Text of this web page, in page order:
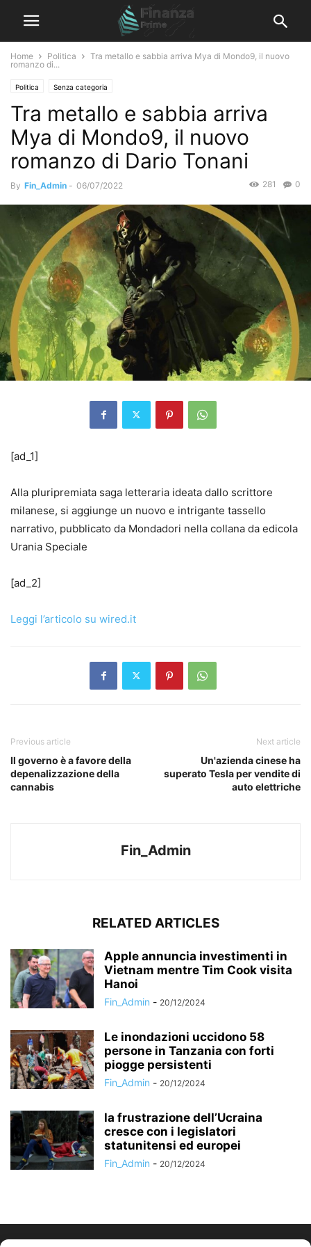
Home Politica
Tra metallo e sabbia arriva Mya di Mondo9, il nuovo
romanzo di...
Politica Senza categoria
Tra metallo e sabbia arriva
Mya di Mondo9, il nuovo
romanzo di Dario Tonani
By Fin_Admin - 06/07/2022 0
281
[ad_1]
Alla pluripremiata saga letteraria ideata dallo scrittore
milanese, si aggiunge un nuovo e intrigante tassello
narrativo, pubblicato da Mondadori nella collana da edicola
Urania Speciale
[ad_2]
Leggi l’articolo su wired.it
Previous article
Il governo è a favore della
depenalizzazione della
cannabis
Next article
Un'azienda cinese ha
superato Tesla per vendite di
auto elettriche
Fin_Admin
RELATED ARTICLES
Apple annuncia investimenti in
Vietnam mentre Tim Cook visita
Hanoi
Fin_Admin - 20/12/2024
Le inondazioni uccidono 58
persone in Tanzania con forti
piogge persistenti
Fin_Admin - 20/12/2024
la frustrazione dell’Ucraina
cresce con i legislatori
statunitensi ed europei
Fin_Admin - 20/12/2024